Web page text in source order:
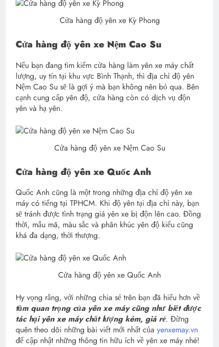
Cửa hàng độ yên xe Kỳ Phong
Cửa hàng độ yên xe Nệm Cao Su
Nếu bạn đang tìm kiếm cửa hàng làm yên xe máy chất
lượng, uy tín tại khu vực Bình Thạnh, thì địa chỉ độ yên
Nệm Cao Su sẽ là gợi ý mà bạn không nên bỏ qua. Bên
cạnh cung cấp yên độ, cửa hàng còn có dịch vụ độn
yên và hạ yên.
Cửa hàng độ yên xe Nệm Cao Su
Cửa hàng độ yên xe Quốc Anh
Quốc Anh cũng là một trong những địa chỉ độ yên xe
máy có tiếng tại TPHCM. Khi độ yên tại địa chỉ này, bạn
sẽ tránh được tình trạng giá yên xe bị độn lên cao. Đồng
thời, mẫu mã, màu sắc và phân khúc yên độ kiểu cũng
khá đa dạng, thời thượng.
Cửa hàng độ yên xe Quốc Anh
Hy vọng rằng, với những chia sẻ trên bạn đã hiểu hơn về
tầm quan trọng của yên xe máy cũng như biết được
tác hại yên xe máy chất lượng kém, giá rẻ. Đừng
quên theo dõi những bài viết mới nhất của yenxemay.vn
để cập nhật những thông tin hữu ích về yên xe máy nhé!